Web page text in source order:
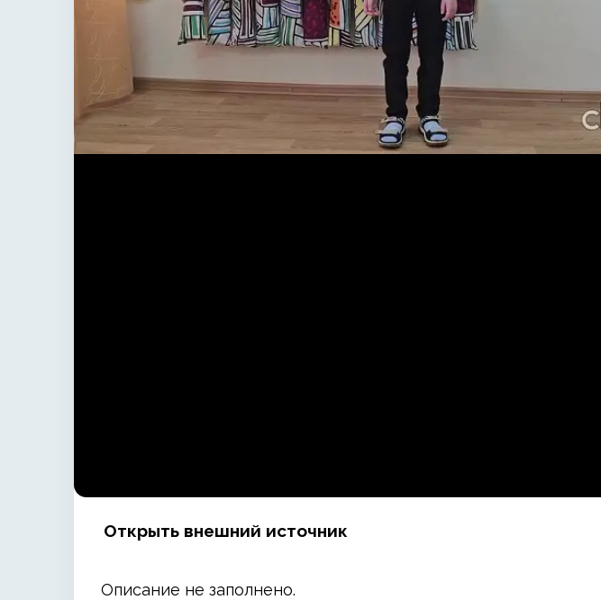
Открыть внешний источник
Описание не заполнено.